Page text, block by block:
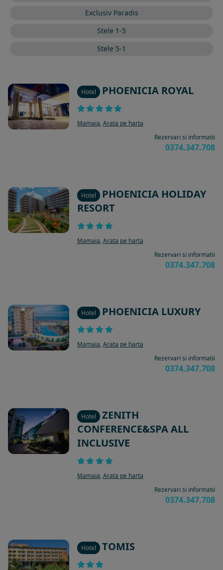
Exclusiv Paradis
Stele 1-5
Stele 5-1
Hotel PHOENICIA ROYAL
Mamaia, Arata pe harta
Rezervari si informatii
0374.347.708
Hotel
PHOENICIA HOLIDAY
RESORT
Mamaia, Arata pe harta
Rezervari si informatii
0374.347.708
Hotel PHOENICIA LUXURY
Mamaia, Arata pe harta
Rezervari si informatii
0374.347.708
Hotel
ZENITH
CONFERENCE&SPA ALL
INCLUSIVE
Mamaia, Arata pe harta
Rezervari si informatii
0374.347.708
Hotel TOMIS